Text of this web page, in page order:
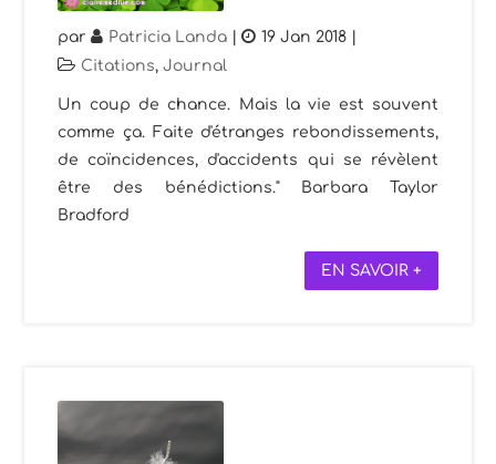
par Patricia Landa | 19 Jan 2018
Citations,Journal
Un coup de chance. Mais la vie est souvent
comme ça. Faite d'étranges rebondissements,
de coïncidences, d'accidents qui se révèlent
être des bénédictions." Barbara Taylor
Bradford
EN SAVOIR +